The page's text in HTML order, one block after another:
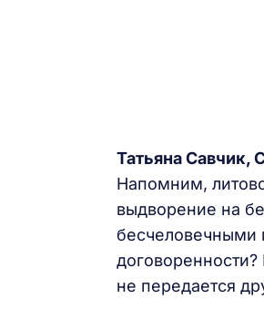
Татьяна Савчик,
Напомним,
выдворение на
не передается